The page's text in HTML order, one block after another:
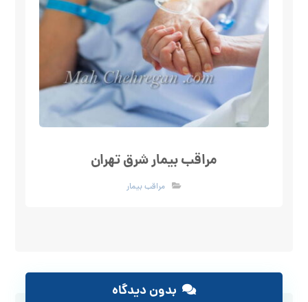
مراقب بیمار شرق تهران
مراقب بیمار
بدون دیدگاه